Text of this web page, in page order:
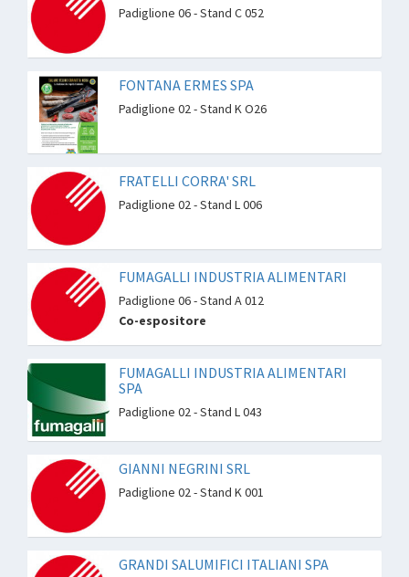
Padiglione 06 - Stand C 052
FONTANA ERMES SPA
Padiglione 02 - Stand K O26
FRATELLI CORRA' SRL
Padiglione 02 - Stand L 006
FUMAGALLI INDUSTRIA ALIMENTARI
Padiglione 06 - Stand A 012
Co-espositore
FUMAGALLI INDUSTRIA ALIMENTARI
SPA
Padiglione 02 - Stand L 043
GIANNI NEGRINI SRL
Padiglione 02 - Stand K 001
GRANDI SALUMIFICI ITALIANI SPA